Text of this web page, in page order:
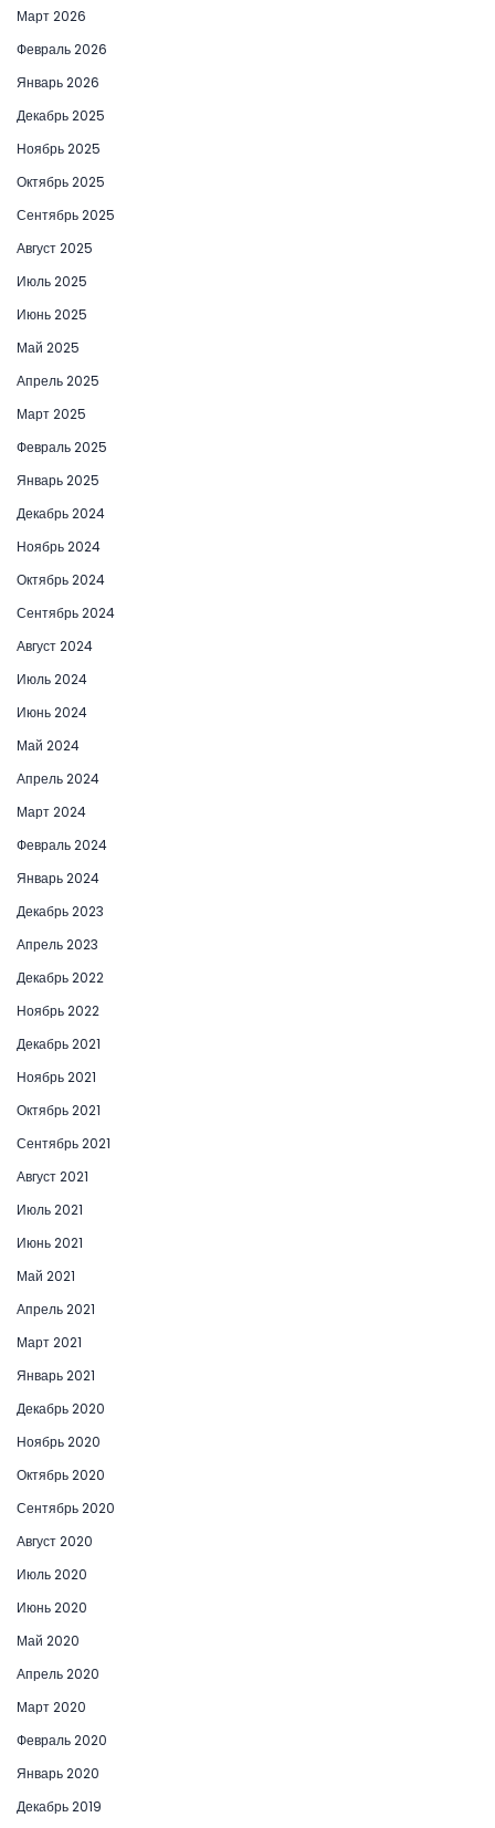
Март 2026
Февраль 2026
Январь 2026
Декабрь 2025
Ноябрь 2025
Октябрь 2025
Сентябрь 2025
Август 2025
Июль 2025
Июнь 2025
Май 2025
Апрель 2025
Март 2025
Февраль 2025
Январь 2025
Декабрь 2024
Ноябрь 2024
Октябрь 2024
Сентябрь 2024
Август 2024
Июль 2024
Июнь 2024
Май 2024
Апрель 2024
Март 2024
Февраль 2024
Январь 2024
Декабрь 2023
Апрель 2023
Декабрь 2022
Ноябрь 2022
Декабрь 2021
Ноябрь 2021
Октябрь 2021
Сентябрь 2021
Август 2021
Июль 2021
Июнь 2021
Май 2021
Апрель 2021
Март 2021
Январь 2021
Декабрь 2020
Ноябрь 2020
Октябрь 2020
Сентябрь 2020
Август 2020
Июль 2020
Июнь 2020
Май 2020
Апрель 2020
Март 2020
Февраль 2020
Январь 2020
Декабрь 2019